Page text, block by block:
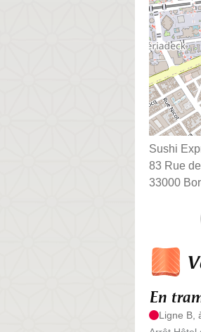
Sushi
83 Rue
33000
En
Ligne B,